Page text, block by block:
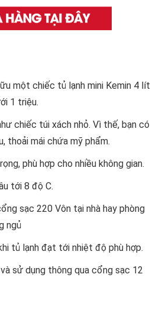
một chiếc tủ lạnh mini Kemin 4 lít
1 triệu.
chiếc túi xách nhỏ. Vì thế, bạn có
thoải mái chứa mỹ phẩm.
phù hợp cho nhiều không gian.
tới 8 độ C.
sạc 220 Vôn tại nhà hay phòng
ngủ
tủ lạnh đạt tới nhiệt độ phù hợp.
sử dụng thông qua cổng sạc 12